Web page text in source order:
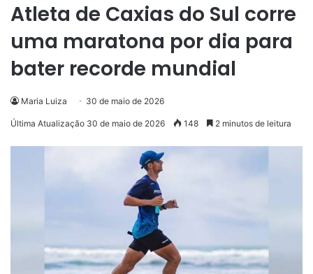
Atleta de Caxias do Sul corre
uma maratona por dia para
bater recorde mundial
Maria Luiza 30 de maio de 2026
Última Atualização 30 de maio de 2026 148 2 minutos de leitura